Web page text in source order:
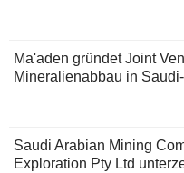
Ma'aden gründet Joint
Mineralienabbau in
Saudi Arabian Mining
Exploration Pty Ltd